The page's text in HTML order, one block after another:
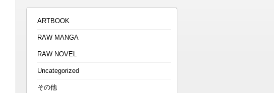
ARTBOOK
RAW MANGA
RAW NOVEL
Uncategorized
その他